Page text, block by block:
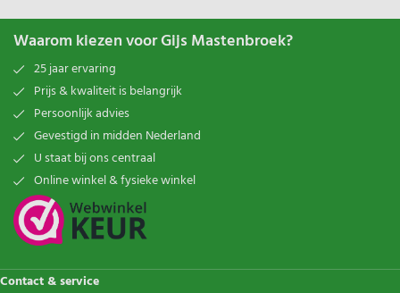
Waarom kiezen voor Gijs Mastenbroek?
25 jaar ervaring
Prijs & kwaliteit is belangrijk
Persoonlijk advies
Gevestigd in midden Nederland
U staat bij ons centraal
Online winkel & fysieke winkel
Contact & service